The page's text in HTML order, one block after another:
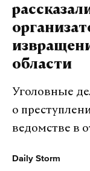
области
Уголовные
о
ведомстве в
Daily Storm